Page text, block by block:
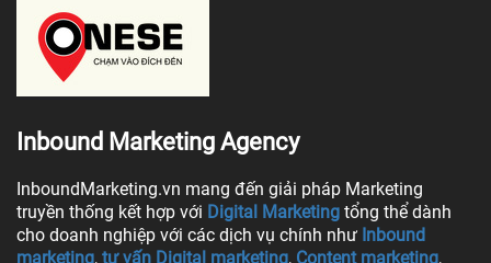
Inbound Marketing Agency
InboundMarketing.vn mang đến giải pháp Marketing
truyền thống kết hợp với Digital Marketing tổng thể dành
cho doanh nghiệp với các dịch vụ chính như Inbound
marketing, tư vấn Digital marketing, Content marketing,